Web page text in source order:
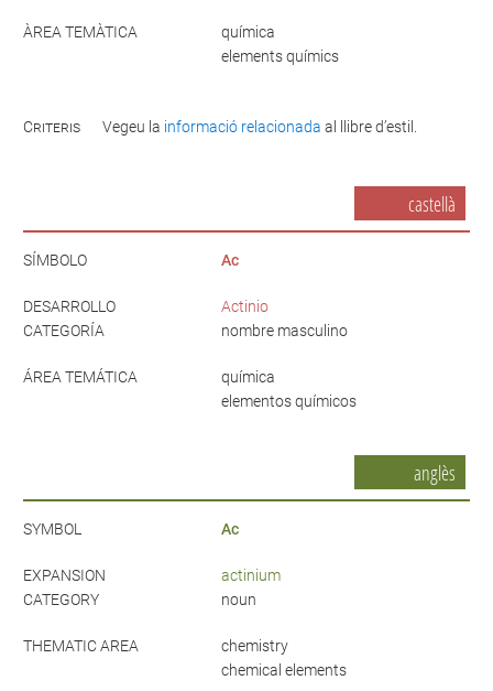
ÀREA TEMÀTICA
química
elements químics
Criteris Vegeu la informació relacionada al llibre d’estil.
castellà
SÍMBOLO Ac
DESARROLLO
Actinio
CATEGORÍA
nombre masculino
ÁREA TEMÁTICA
química
elementos químicos
anglès
SYMBOL Ac
EXPANSION
actinium
CATEGORY
noun
THEMATIC AREA
chemistry
chemical elements